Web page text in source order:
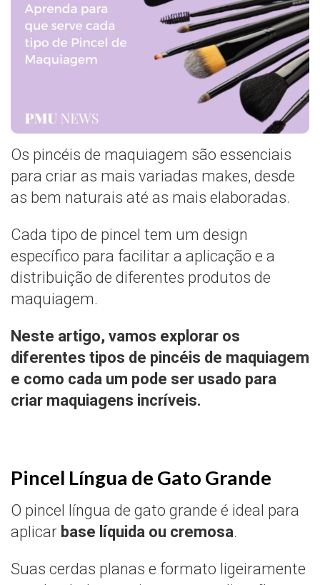
Os pincéis de maquiagem são essenciais
para criar as mais variadas makes, desde
as bem naturais até as mais elaboradas.
Cada tipo de pincel tem um design
específico para facilitar a aplicação e a
distribuição de diferentes produtos de
maquiagem.
Neste artigo, vamos explorar os
diferentes tipos de pincéis de maquiagem
e como cada um pode ser usado para
criar maquiagens incríveis.
Pincel Língua de Gato Grande
O pincel língua de gato grande é ideal para
aplicar base líquida ou cremosa.
Suas cerdas planas e formato ligeiramente